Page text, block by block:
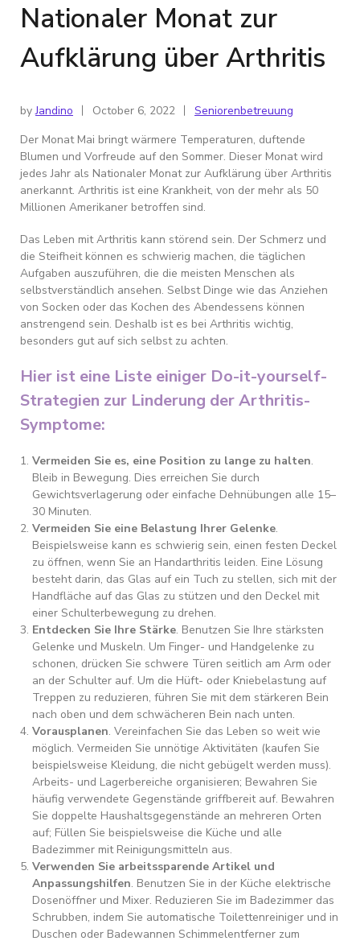
Nationaler Monat zur
Aufklärung über Arthritis
byJandino October 6, 2022
Seniorenbetreuung
Der Monat Mai bringt wärmere Temperaturen, duftende
Blumen und Vorfreude auf den Sommer. Dieser Monat wird
jedes Jahr als Nationaler Monat zur Aufklärung über Arthritis
anerkannt. Arthritis ist eine Krankheit, von der mehr als 50
Millionen Amerikaner betroffen sind.
Das Leben mit Arthritis kann störend sein. Der Schmerz und
die Steifheit können es schwierig machen, die täglichen
Aufgaben auszuführen, die die meisten Menschen als
selbstverständlich ansehen. Selbst Dinge wie das Anziehen
von Socken oder das Kochen des Abendessens können
anstrengend sein. Deshalb ist es bei Arthritis wichtig,
besonders gut auf sich selbst zu achten.
Hier ist eine Liste einiger Do-it-yourself-
Strategien zur Linderung der Arthritis-
Symptome:
Vermeiden Sie es, eine Position zu lange zu halten.
Bleib in Bewegung. Dies erreichen Sie durch
Gewichtsverlagerung oder einfache Dehnübungen alle 15–
30 Minuten.
Vermeiden Sie eine Belastung Ihrer Gelenke.
Beispielsweise kann es schwierig sein, einen festen Deckel
zu öffnen, wenn Sie an Handarthritis leiden. Eine Lösung
besteht darin, das Glas auf ein Tuch zu stellen, sich mit der
Handfläche auf das Glas zu stützen und den Deckel mit
einer Schulterbewegung zu drehen.
Entdecken Sie Ihre Stärke. Benutzen Sie Ihre stärksten
Gelenke und Muskeln. Um Finger- und Handgelenke zu
schonen, drücken Sie schwere Türen seitlich am Arm oder
an der Schulter auf. Um die Hüft- oder Kniebelastung auf
Treppen zu reduzieren, führen Sie mit dem stärkeren Bein
nach oben und dem schwächeren Bein nach unten.
Vorausplanen. Vereinfachen Sie das Leben so weit wie
möglich. Vermeiden Sie unnötige Aktivitäten (kaufen Sie
beispielsweise Kleidung, die nicht gebügelt werden muss).
Arbeits- und Lagerbereiche organisieren; Bewahren Sie
häufig verwendete Gegenstände griffbereit auf. Bewahren
Sie doppelte Haushaltsgegenstände an mehreren Orten
auf; Füllen Sie beispielsweise die Küche und alle
Badezimmer mit Reinigungsmitteln aus.
Verwenden Sie arbeitssparende Artikel und
Anpassungshilfen. Benutzen Sie in der Küche elektrische
Dosenöffner und Mixer. Reduzieren Sie im Badezimmer das
Schrubben, indem Sie automatische Toilettenreiniger und in
Duschen oder Badewannen Schimmelentferner zum